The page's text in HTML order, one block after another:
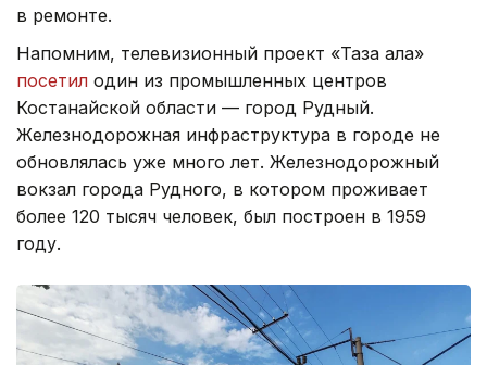
в ремонте.
Напомним, телевизионный проект «Таза қала»
посетил один из промышленных центров
Костанайской области — город Рудный.
Железнодорожная инфраструктура в городе не
обновлялась уже много лет. Железнодорожный
вокзал города Рудного, в котором проживает
более 120 тысяч человек, был построен в 1959
году.